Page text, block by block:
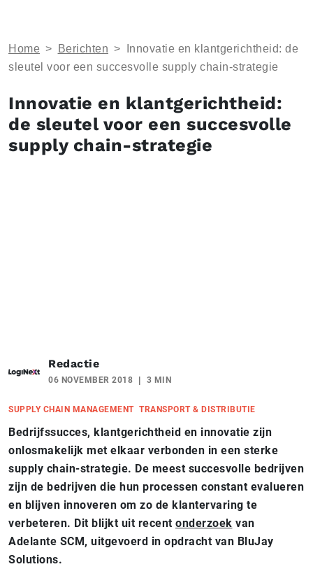
Home > Berichten >
Innovatie en klantgerichtheid: de
sleutel voor een succesvolle supply chain-strategie
Innovatie en klantgerichtheid:
de sleutel voor een succesvolle
supply chain-strategie
Redactie
06 NOVEMBER 2018 3 MIN
SUPPLY CHAIN MANAGEMENT TRANSPORT & DISTRIBUTIE
Bedrijfssucces, klantgerichtheid en innovatie zijn
onlosmakelijk met elkaar verbonden in een sterke
supply chain-strategie. De meest succesvolle bedrijven
zijn de bedrijven die hun processen constant evalueren
en blijven innoveren om zo de klantervaring te
verbeteren. Dit blijkt uit recent onderzoek van
Adelante SCM, uitgevoerd in opdracht van BluJay
Solutions.